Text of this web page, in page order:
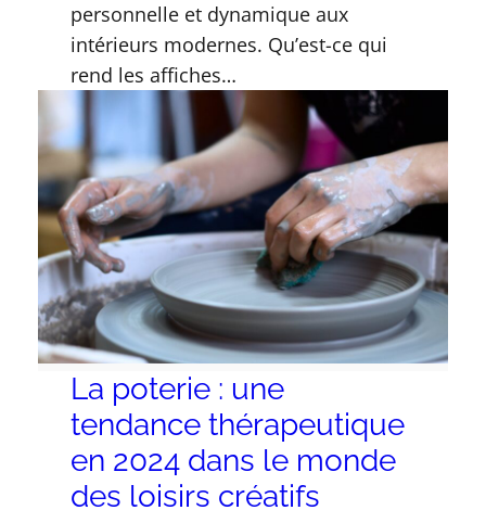
personnelle et dynamique aux
intérieurs modernes. Qu’est-ce qui
rend les affiches…
La poterie : une
tendance thérapeutique
en 2024 dans le monde
des loisirs créatifs